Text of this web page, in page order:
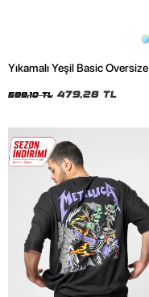
Yıkamalı Yeşil Basic Oversize
599,10 TL 479,28 TL